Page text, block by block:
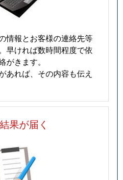
情報とお客様の連絡先等
早ければ数時間程度で依
がきます。
あれば、その内容も伝え
果が届く